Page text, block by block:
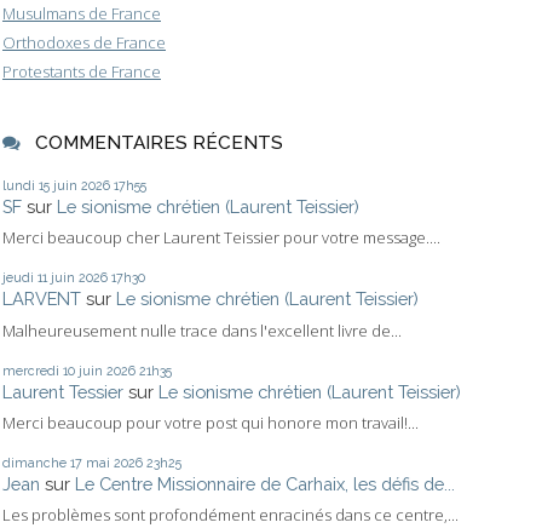
Musulmans de France
Orthodoxes de France
Protestants de France
COMMENTAIRES RÉCENTS
lundi 15 juin 2026 17h55
SF sur Le sionisme chrétien (Laurent Teissier)
Merci beaucoup cher Laurent Teissier pour votre message....
jeudi 11 juin 2026 17h30
LARVENT sur Le sionisme chrétien (Laurent Teissier)
Malheureusement nulle trace dans l'excellent livre de...
mercredi 10 juin 2026 21h35
Laurent Tessier sur Le sionisme chrétien (Laurent Teissier)
Merci beaucoup pour votre post qui honore mon travail!...
dimanche 17 mai 2026 23h25
Jean sur Le Centre Missionnaire de Carhaix, les défis de...
Les problèmes sont profondément enracinés dans ce centre,...